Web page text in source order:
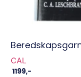
CAL
1199,-